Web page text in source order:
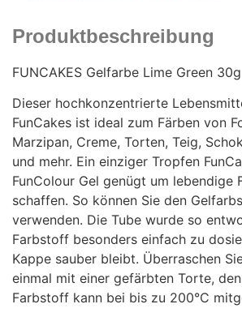
Produktbeschreibung
FUNCAKES Gelfarbe Lime Green 30g
Dieser hochkonzentrierte
FunCakes ist ideal zum Färben von
Marzipan, Creme, Torten, Teig,
und mehr. Ein einziger Tropfen
FunColour Gel genügt um lebendige
schaffen. So können Sie den
verwenden. Die Tube wurde so
Farbstoff besonders einfach zu
Kappe sauber bleibt. Überraschen
einmal mit einer gefärbten Torte,
Farbstoff kann bei bis zu 200°C